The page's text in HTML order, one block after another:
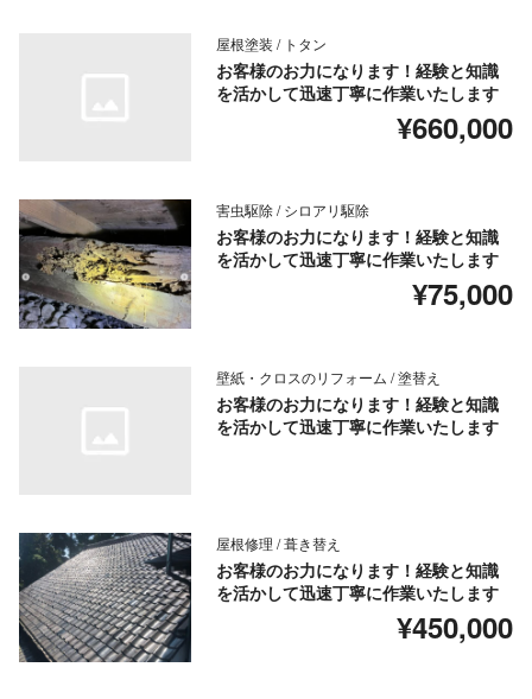
屋根塗装 / トタン
お客様のお力になります！経験と知識
を活かして迅速丁寧に作業いたします
¥660,000
害虫駆除 / シロアリ駆除
お客様のお力になります！経験と知識
を活かして迅速丁寧に作業いたします
¥75,000
壁紙・クロスのリフォーム / 塗替え
お客様のお力になります！経験と知識
を活かして迅速丁寧に作業いたします
屋根修理 / 葺き替え
お客様のお力になります！経験と知識
を活かして迅速丁寧に作業いたします
¥450,000